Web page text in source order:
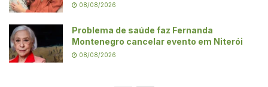
08/08/2026
Problema de saúde faz Fernanda
Montenegro cancelar evento em Niterói
08/08/2026